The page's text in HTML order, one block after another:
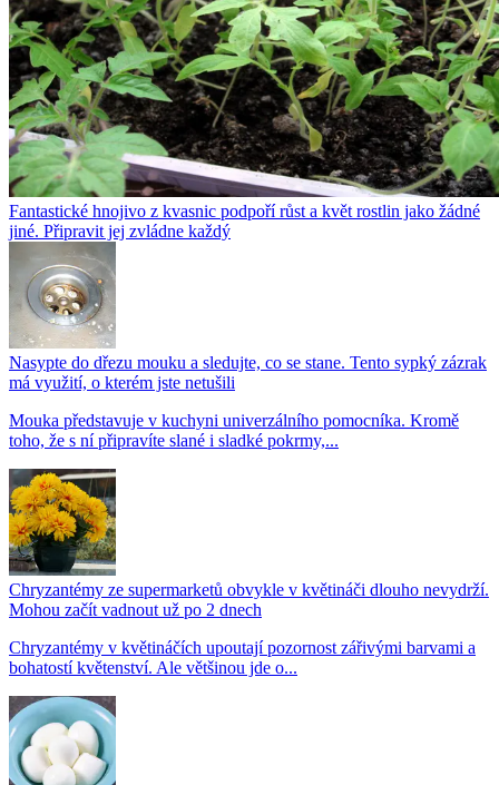
Fantastické hnojivo z kvasnic podpoří růst a květ rostlin jako žádné
jiné. Připravit jej zvládne každý
Nasypte do dřezu mouku a sledujte, co se stane. Tento sypký zázrak
má využití, o kterém jste netušili
Mouka představuje v kuchyni univerzálního pomocníka. Kromě
toho, že s ní připravíte slané i sladké pokrmy,...
Chryzantémy ze supermarketů obvykle v květináči dlouho nevydrží.
Mohou začít vadnout už po 2 dnech
Chryzantémy v květináčích upoutají pozornost zářivými barvami a
bohatostí květenství. Ale většinou jde o...